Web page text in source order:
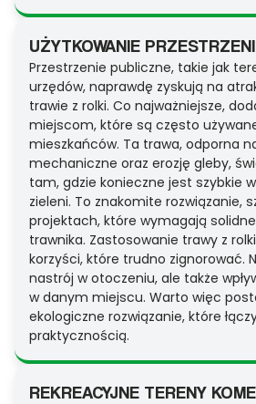
UŻYTKOWANIE
Przestrzenie publiczne, takie jak
urzędów, naprawdę zyskują na
trawie z rolki. Co najważniejsze,
miejscom, które są często
mieszkańców. Ta trawa, odporna
mechaniczne oraz erozję gleby,
tam, gdzie konieczne jest szybkie
zieleni. To znakomite rozwiązanie,
projektach, które wymagają
trawnika. Zastosowanie trawy z
korzyści, które trudno zignorować.
nastrój w otoczeniu, ale także
w danym miejscu. Warto więc
ekologiczne rozwiązanie, które
praktycznością.
REKREACYJNE TERENY